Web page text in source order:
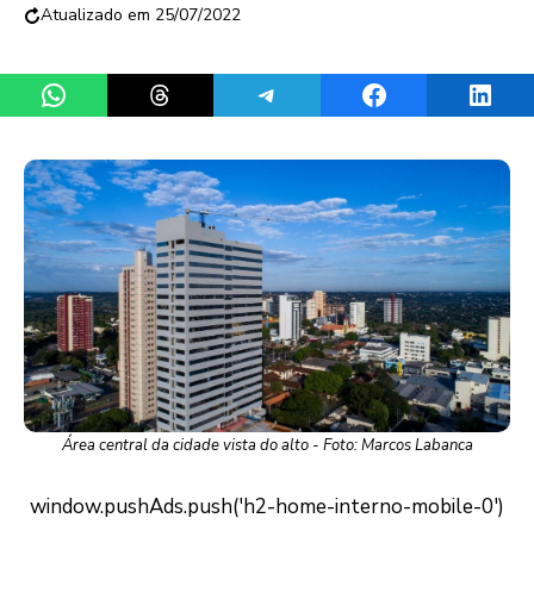
25/07/2022
Share on WhatsAppShare on ThreadsShare on TelegramShare on Facebook
Área central da cidade vista do alto - Foto: Marcos Labanca